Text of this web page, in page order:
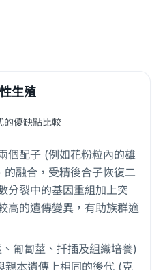
生殖
的優缺點比較
個配子 (例如花粉粒內的雄
的融合，受精後合子恢復二
分裂中的基因重組加上突
高的遺傳變異，有助族群適
匍匐莖、扦插及組織培養)
親本遺傳上相同的後代 (克